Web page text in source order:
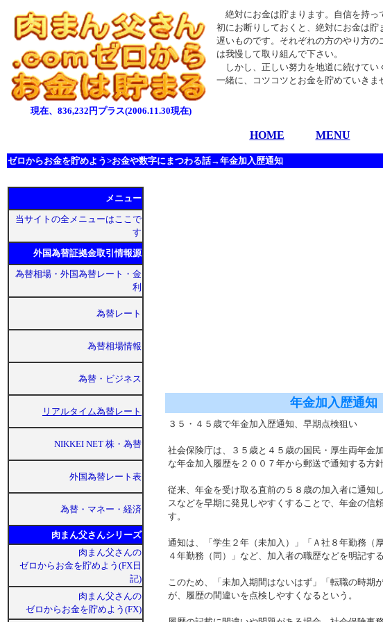
現在、836,232円プラス(2006.11.30現在)
絶対にお金は貯まります。自信を持
初にお断りしておくと、絶対にお金は貯
遅いものです。それぞれの方のやり方
は我慢して取り組んで下さい。
しかし、正しい努力を地道に続けて
一緒に、コツコツとお金を貯めていきま
HOME MENU
ゼロからお金を貯めよう>お金や数字にまつわる話→年金加入歴通知
メニュー
当サイトの全メニューはここで
す
外国為替証拠金取引情報源
為替相場・外国為替レート・金
利
為替レート
為替相場情報
為替・ビジネス
リアルタイム為替レート
NIKKEI NET 株・為替
外国為替レート表
為替・マネー・経済
肉まん父さんシリーズ
肉まん父さんの
ゼロからお金を貯めよう(FX日
記)
肉まん父さんの
ゼロからお金を貯めよう(FX)
年金加入歴通知
３５・４５歳で年金加入歴通知、早期点検狙い
社会保険庁は、３５歳と４５歳の国民・厚生両年金
な年金加入履歴を２００７年から郵送で通知する方
従来、年金を受け取る直前の５８歳の加入者に通知
スなどを早期に発見しやすくすることで、年金の信
す。
通知は、「学生２年（未加入）」「Ａ社８年勤務（
４年勤務（同）」など、加入者の職歴などを明記す
このため、「未加入期間はないはず」「転職の時期
が、履歴の間違いを点検しやすくなるという。